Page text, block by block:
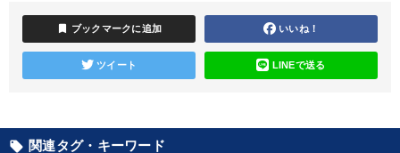
カテゴリー
営業・社員研修 歴史・古典に学ぶ実務講話
仕事のスキルと人間力を高める知恵を身につける
bookmark ブックマークに追加 いいね！
ツイート LINEで送る
local_offer 関連タグ・キーワード